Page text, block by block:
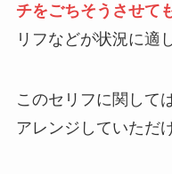
チをごちそうさせて
リフなどが状況に適
このセリフに関して
アレンジしていただ